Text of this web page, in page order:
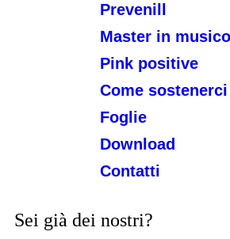
Prevenill
Master in
Pink positive
Come sostenerci
Foglie
Download
Contatti
Sei già dei nostri?